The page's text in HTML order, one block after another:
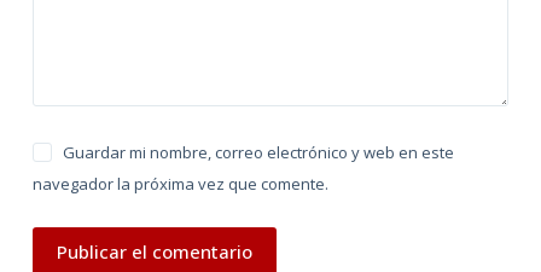
Guardar mi nombre, correo electrónico y web en este
navegador la próxima vez que comente.
Publicar el comentario